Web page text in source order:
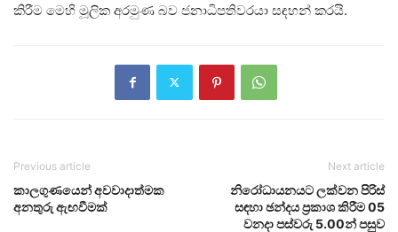
කිරීම මෙහි මූලික අරමුණ බව ජනාධිපතිවරයා සඳහන් කරයි.
Previous article
කාලගුණයෙන් අවවාදාත්මක
අනතුරු ඇඟවීමක්
Next article
නිරෝධායනයට ලක්වන පිරිස්
සඳහා ඡන්දය ප්‍රකාශ කිරීම 05
වනදා පස්වරු 5.00න් පසුව